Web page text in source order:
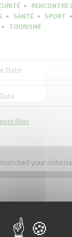
RENCONTRE
SANTÉ
SPORT
TOURISME
filter
your criteria